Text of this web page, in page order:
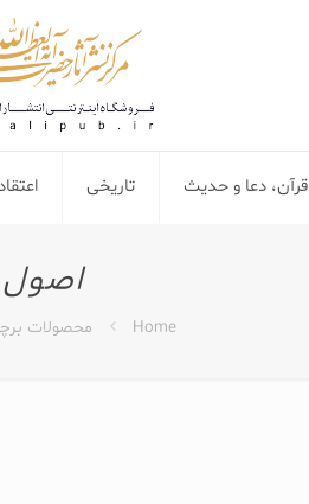
قرآن، دعا و حدیث تاریخی
Home محصولات